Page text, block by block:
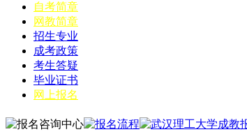
自考简章
网教简章
招生专业
成考政策
考生答疑
毕业证书
网上报名